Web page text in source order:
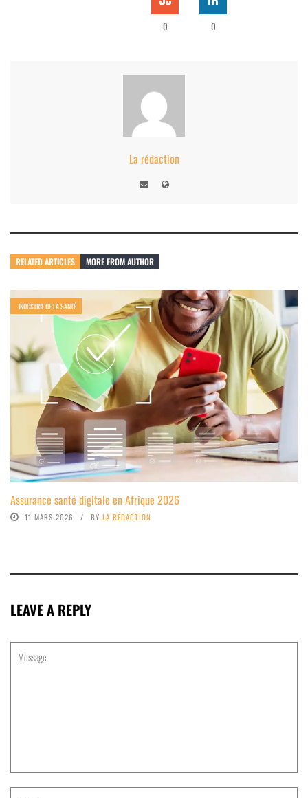
0 0
La rédaction
RELATED ARTICLES MORE FROM AUTHOR
INDUSTRIE DE LA SANTÉ
Assurance santé digitale en Afrique 2026
11 MARS 2026 BY LA RÉDACTION
LEAVE A REPLY